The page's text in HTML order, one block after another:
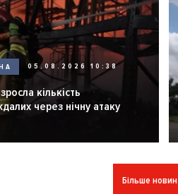
05.08.2026 10:38
кількість
через нічну атаку
Більше новин